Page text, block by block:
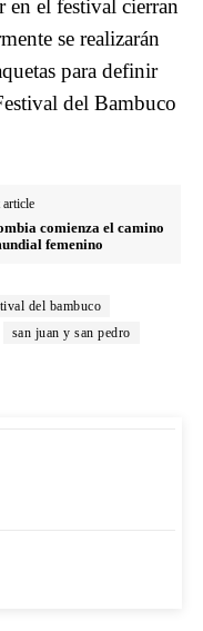
en el festival cierran
se realizarán
para definir
del Bambuco
comienza el camino
femenino
del bambuco
san juan y san pedro